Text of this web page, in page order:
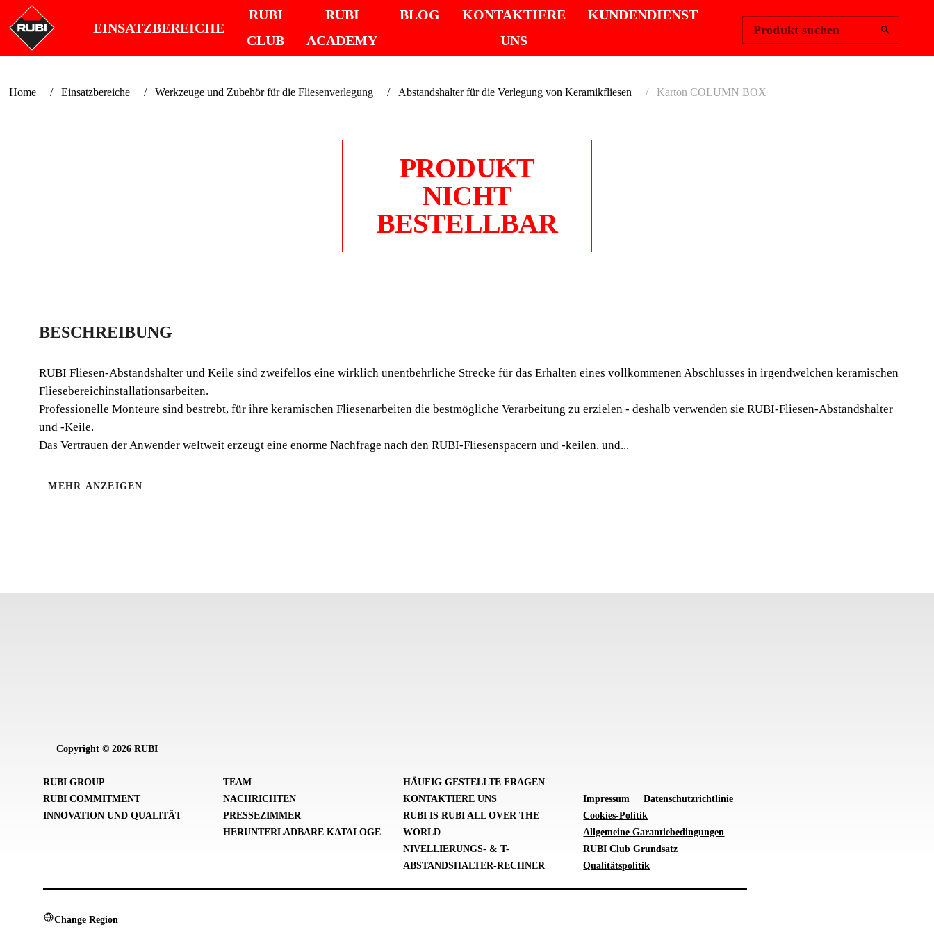
EINSATZBEREICHE
RUBI
CLUB
RUBI
ACADEMY
BLOG
KONTAKTIERE
UNS
KUNDENDIENST
Produkt suchen
Home Einsatzbereiche Werkzeuge und Zubehör für die Fliesenverlegung Abstandshalter für die Verlegung von Keramikfliesen Karton COLUMN BOX
PRODUKT
NICHT
BESTELLBAR
unentbehrliche Strecke für das Erhalten eines vollkommenen Abschlusses in
BESCHREIBUNG
RUBI Fliesen-Abstandshalter und Keile sind zweifellos eine wirklich unentbehrliche Strecke für das Erhalten eines vollkommenen Abschlusses in irgendwelchen keramischen
Fliesebereichinstallationsarbeiten.
Professionelle Monteure sind bestrebt, für ihre keramischen Fliesenarbeiten die bestmögliche Verarbeitung zu erzielen - deshalb verwenden sie RUBI-Fliesen-Abstandshalter
und -Keile.
Das Vertrauen der Anwender weltweit erzeugt eine enorme Nachfrage nach den RUBI-Fliesenspacern und -keilen, und...
MEHR ANZEIGEN
Copyright © 2026 RUBI
RUBI GROUP
RUBI COMMITMENT
INNOVATION UND QUALITÄT
TEAM
NACHRICHTEN
PRESSEZIMMER
HERUNTERLADBARE KATALOGE
HÄUFIG GESTELLTE FRAGEN
KONTAKTIERE UNS
RUBI IS RUBI ALL OVER THE
WORLD
NIVELLIERUNGS- & T-
ABSTANDSHALTER-RECHNER
Impressum
Datenschutzrichtlinie
Cookies-Politik
Allgemeine Garantiebedingungen
RUBI Club Grundsatz
Qualitätspolitik
Change Region